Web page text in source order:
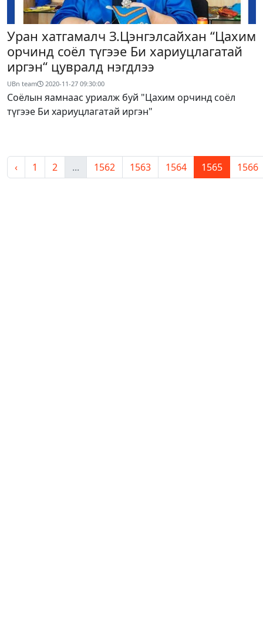
Уран хатгамалч З.Цэнгэлсайхан “Цахим
орчинд соёл түгээе Би хариуцлагатай
иргэн“ цувралд нэгдлээ
UBn team 2020-11-27 09:30:00
Соёлын яамнаас уриалж буй "Цахим орчинд соёл
түгээе Би хариуцлагатай иргэн"
‹ 1 2 ... 1562 1563 1564 1565 1566